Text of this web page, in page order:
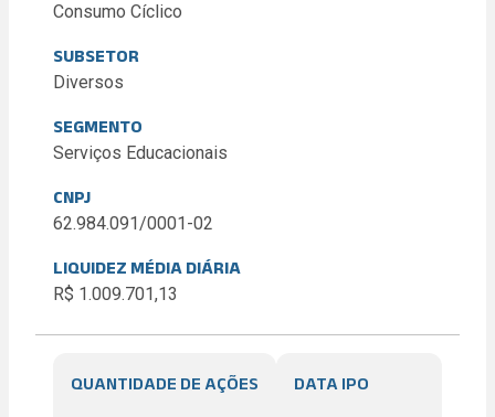
Consumo Cíclico
SUBSETOR
Diversos
SEGMENTO
Serviços Educacionais
CNPJ
62.984.091/0001-02
LIQUIDEZ MÉDIA DIÁRIA
R$ 1.009.701,13
QUANTIDADE DE AÇÕES DATA IPO